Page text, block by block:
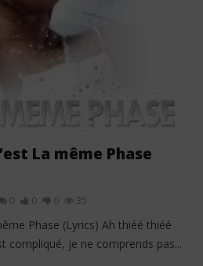
La même Phase
0 0 0 35
Phase (Lyrics) Ah thiéé thiéé
compliqué, je ne comprends pas...